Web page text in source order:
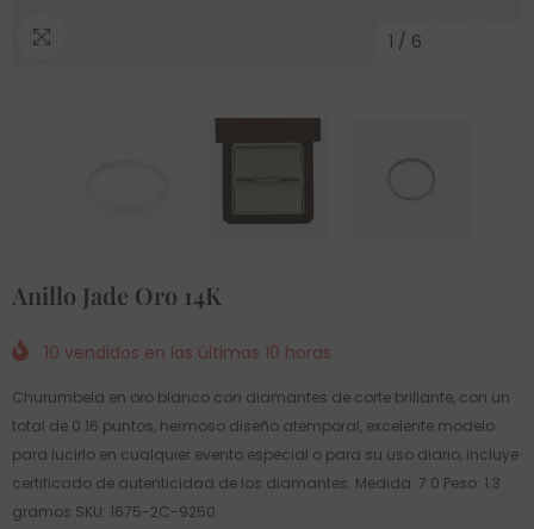
1 / 6
Anillo Jade Oro 14K
10 vendidos en las últimas 10 horas
Churumbela en oro blanco con diamantes de corte brillante, con un
total de 0.16 puntos, hermoso diseño atemporal, excelente modelo
para lucirlo en cualquier evento especial o para su uso diario, incluye
certificado de autenticidad de los diamantes. Medida: 7.0 Peso: 1.3
gramos SKU: 1675-2C-9250